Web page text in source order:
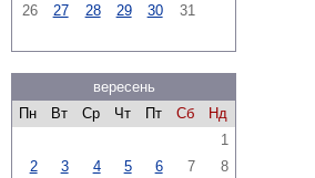
26
27 28 29 30 31
вересень
Пн
Вт Ср Чт Пт Сб
Нд
1
2
3 4 5 6 7 8